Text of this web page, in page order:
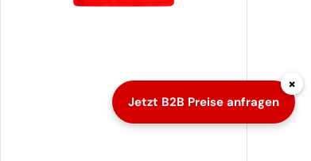
Jetzt B2B Preise anfragen
×